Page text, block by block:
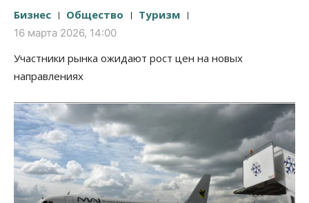
Бизнес Общество Туризм
16 марта 2026, 14:00
Участники рынка ожидают рост цен на новых
направлениях